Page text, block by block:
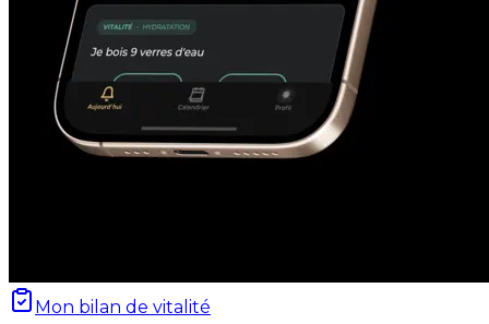
Mon bilan de vitalité